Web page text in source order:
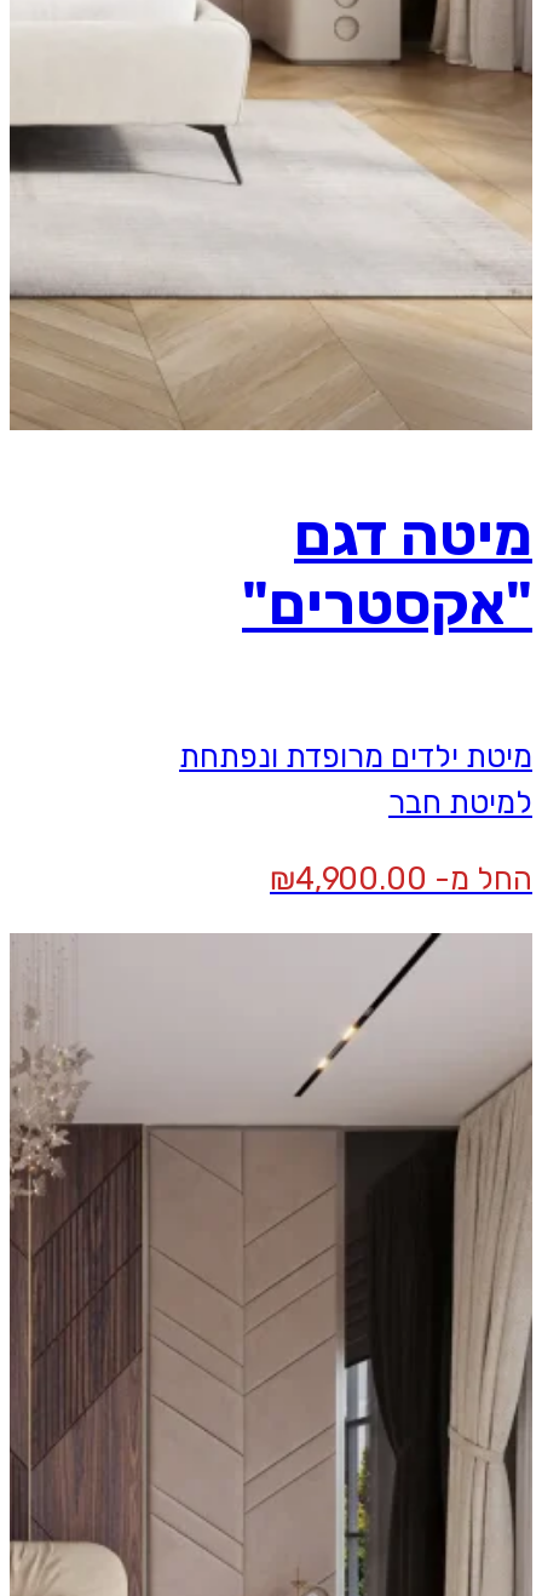
מיטה דגם
"אקסטרים"
מיטת ילדים מרופדת ונפתחת
למיטת חבר
החל מ- ₪4,900.00